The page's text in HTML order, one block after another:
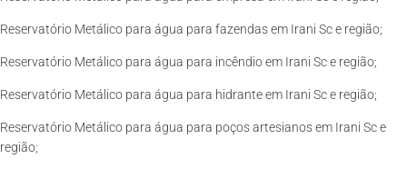
Reservatório Metálico para água para fazendas em Irani Sc e região;
Reservatório Metálico para água para incêndio em Irani Sc e região;
Reservatório Metálico para água para hidrante em Irani Sc e região;
Reservatório Metálico para água para poços artesianos em Irani Sc e
região;